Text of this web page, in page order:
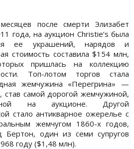
после смерти Элизабет
года, на аукцион Christie’s была
ее украшений, нарядов и
стоимость составила $154 млн,
пришлась на коллекцию
Топ-лотом торгов стала
жемчужина «Перегрина» —
самой дорогой жемчужиной,
на аукционе. Другой
стало антикварное ожерелье с
жемчугом 1860-х годов,
Бертон, один из семи супругов
году ($1,48 млн).